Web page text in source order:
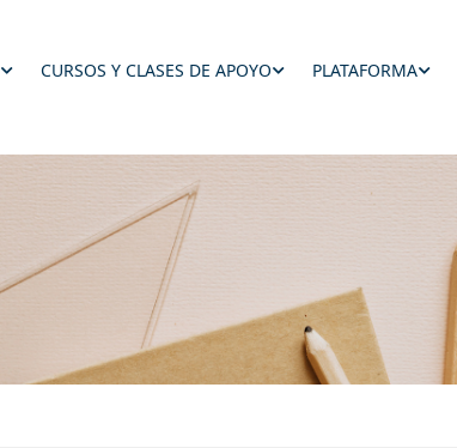
CURSOS Y CLASES DE APOYO PLATAFORMA